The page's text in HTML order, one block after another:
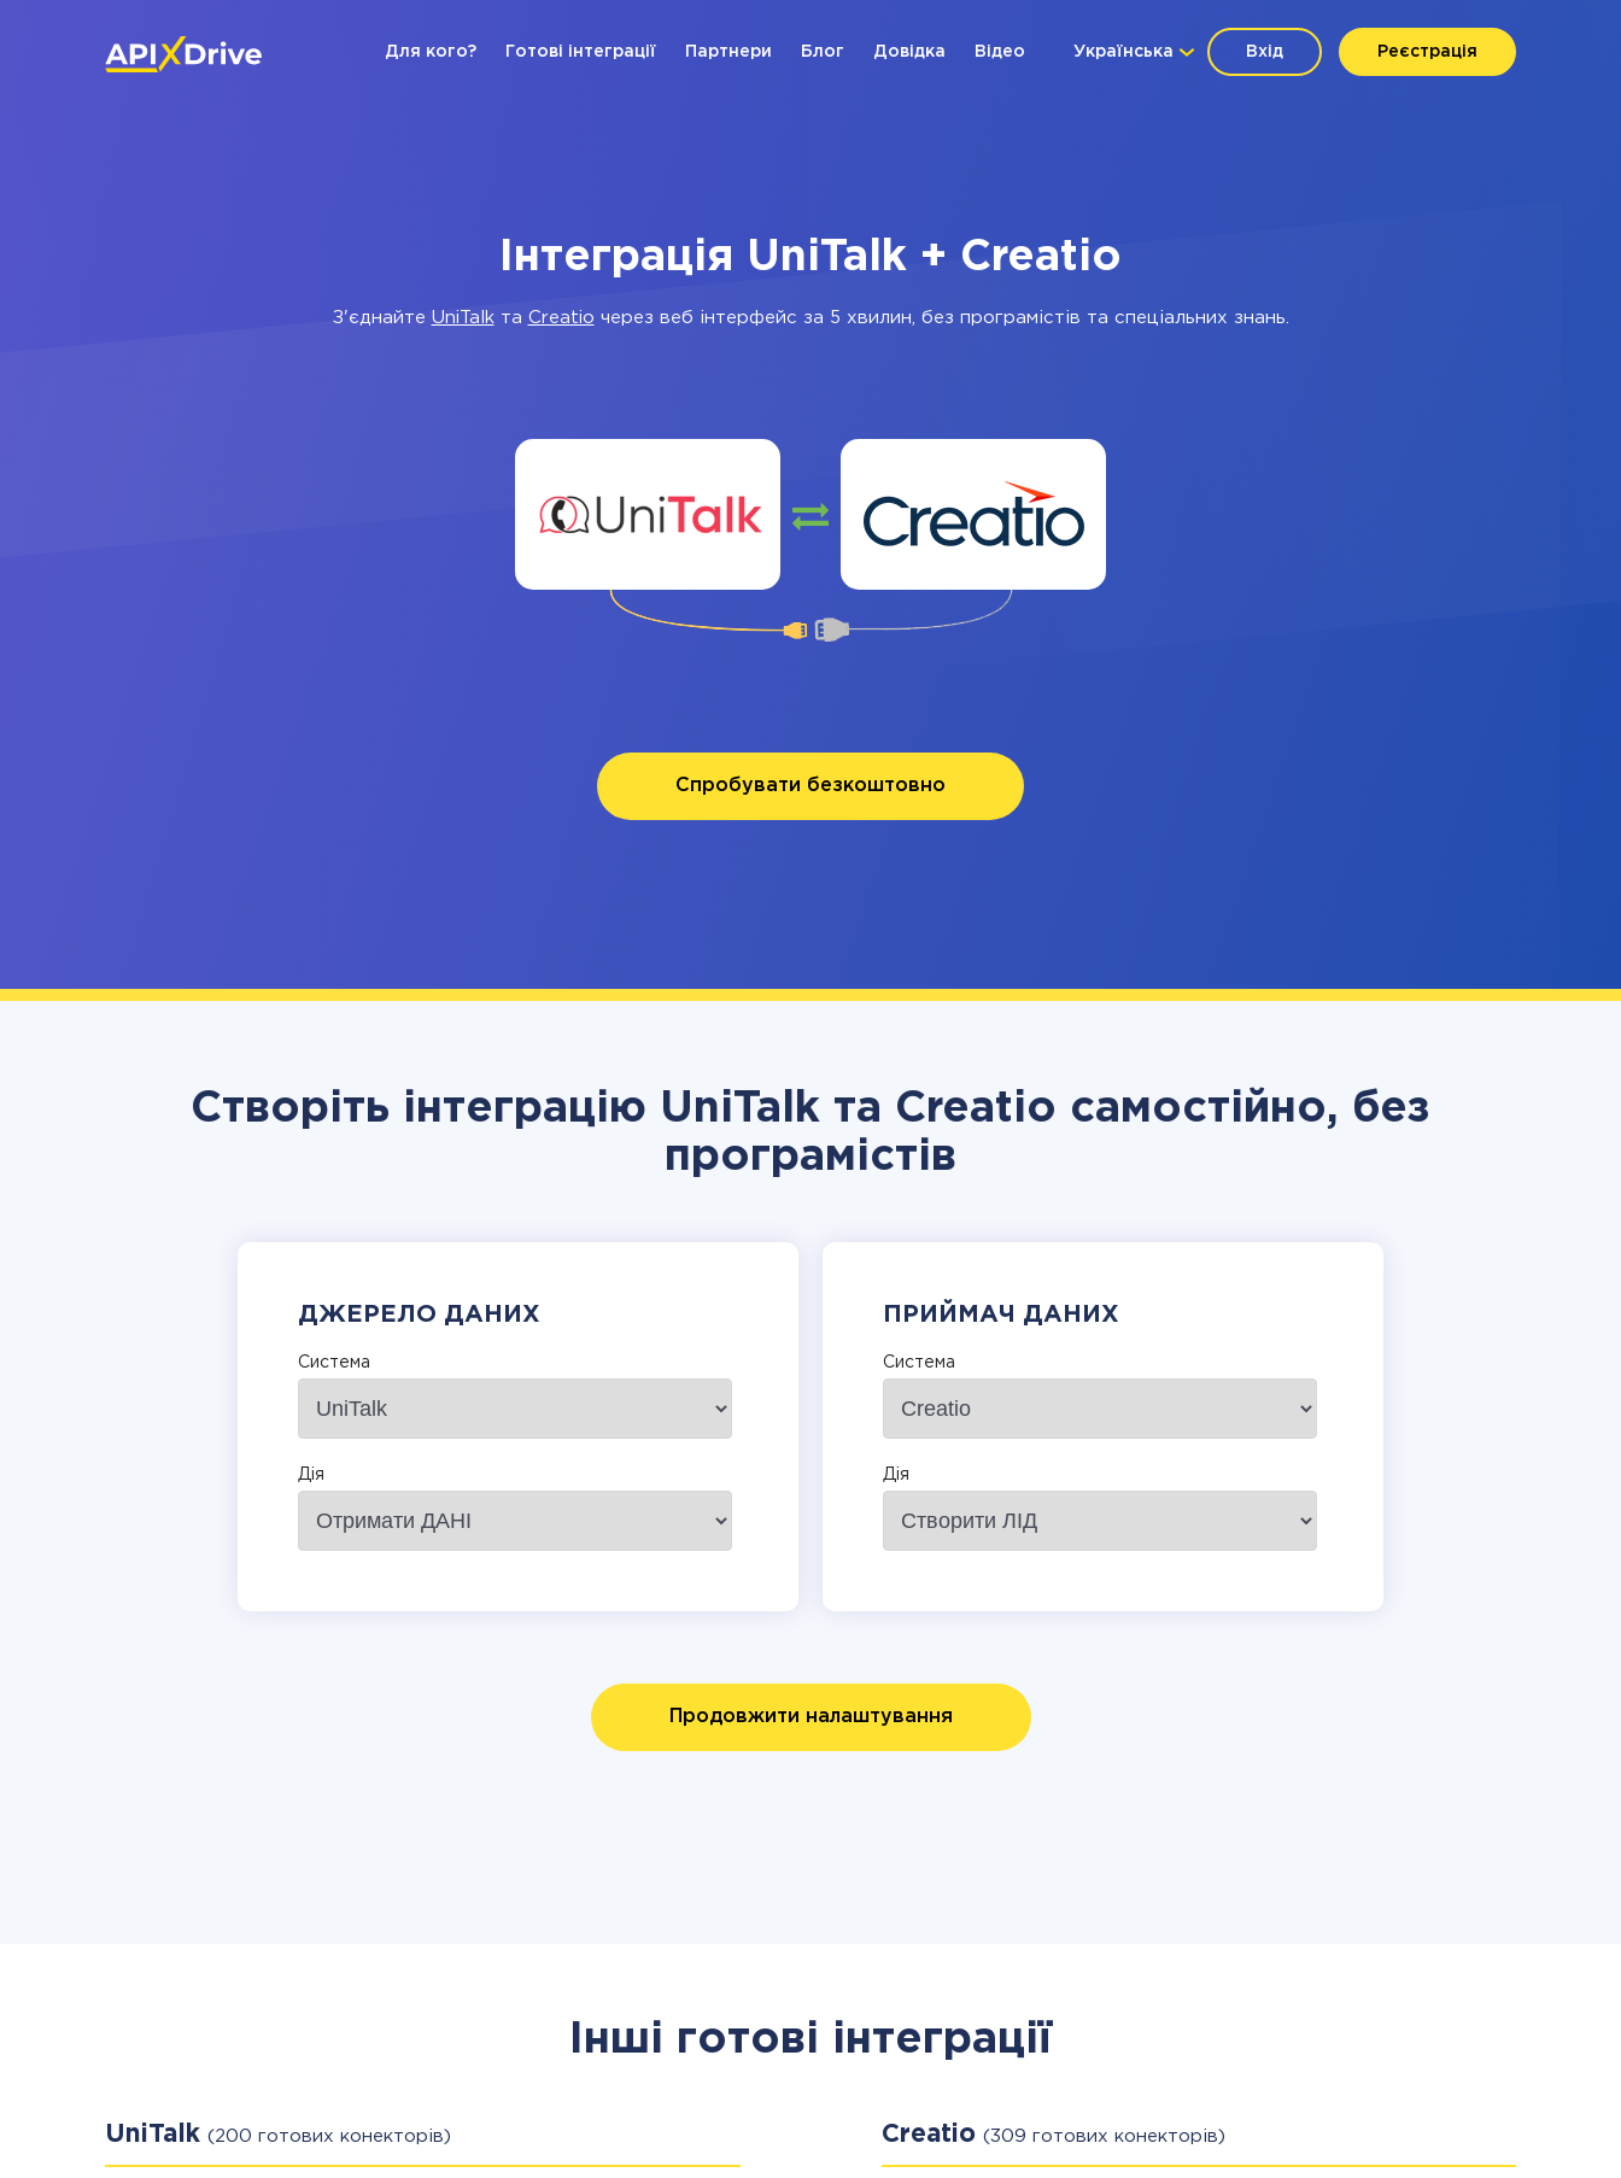
Вхід Реєстрація
Українська
Для кого? Готові інтеграції Партнери Блог Довідка Відео
Інтеграція UniTalk + Creatio
З'єднайте UniTalkта Creatio через веб інтерфейс за 5 хвилин, без програмістів та спеціальних знань.
Спробувати безкоштовно
Створіть інтеграцію UniTalk та Creatio самостійно, без
програмістів
ДЖЕРЕЛО ДАНИХ
Система
Дія
ПРИЙМАЧ ДАНИХ
Система
Дія
Продовжити налаштування
Інші готові інтеграції
UniTalk (200 готових конекторів) Creatio (309 готових конекторів)